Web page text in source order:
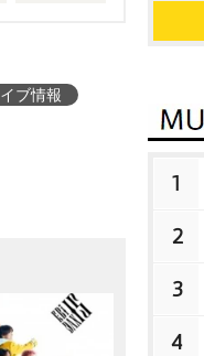
ブ情報
1
2
3
4